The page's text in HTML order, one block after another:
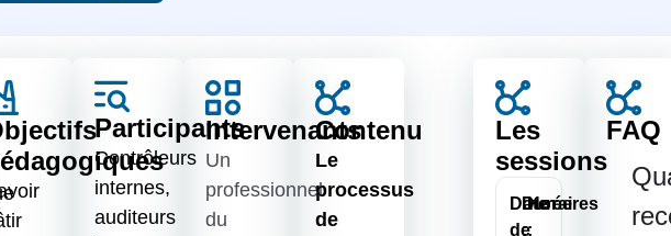
Participants
Contrôleurs
internes,
auditeurs
Intervenants
Un
professionnel
du
Contenu
Le
processus
de
Les
sessions
Date
de
Durée
:
Horaires
:
FAQ